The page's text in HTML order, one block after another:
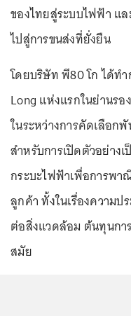
ของไทยสู่ระบบไฟฟ้า แ
ไปสู่การขนส่งที่ยั่งยืน
โดยบริษัท พี80 โก ได้ท
Long แห่งแรกในย่านรอ
ในระหว่างการคัดเลือ
สำหรับการเปิดตัวอย่าง
กระบะไฟฟ้าเพื่อการพ
ลูกค้า ทั้งในเรื่องความ
ต่อสิ่งแวดล้อม ต้นทุนกา
สมัย